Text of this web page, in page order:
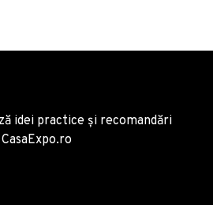
idei practice și recomandări